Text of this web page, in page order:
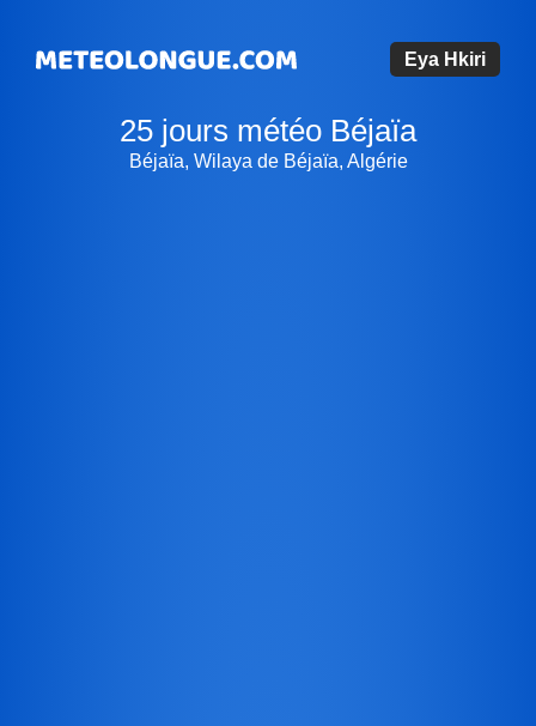
Eya Hkiri
25 jours météo Béjaïa
Béjaïa, Wilaya de Béjaïa, Algérie